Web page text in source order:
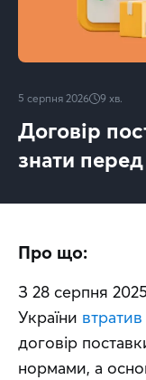
5 серпня 2026 9 хв.
Договір
знати
Про що:
З 28 серпня
України втратив
договір
нормами, а